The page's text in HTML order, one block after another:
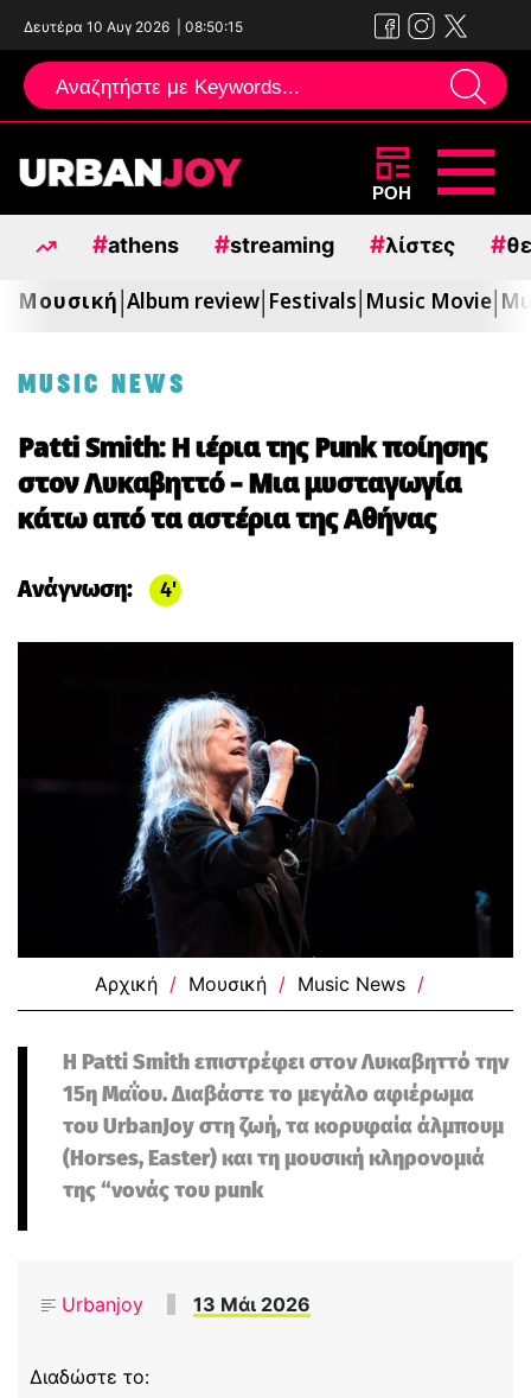
Δευτέρα 10 Αυγ 2026 08:50:17
Μεταπηδήστε
περιεχόμενο
ΡΟΗ
#athens #streaming #λίστες #
Μουσική Album review Festivals Music Movie
MUSIC NEWS
Patti Smith: Η ιέρια της Punk ποίησης
στον Λυκαβηττό – Μια μυσταγωγία
κάτω από τα αστέρια της Αθήνας
Ανάγνωση: 4
Αρχική / Μουσική / Music News /
Η Patti Smith επιστρέφει στον Λυκαβηττό την
15η Μαΐου. Διαβάστε το μεγάλο αφιέρωμα
του UrbanJoy στη ζωή, τα κορυφαία άλμπουμ
(Horses, Easter) και τη μουσική κληρονομιά
της “νονάς του punk
Urbanjoy 13 Μάι 2026
Διαδώστε το: